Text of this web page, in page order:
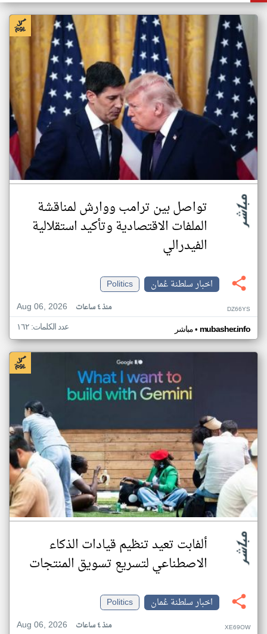
تواصل بين ترامب ووارش لمناقشة
الملفات الاقتصادية وتأكيد استقلالية
الفيدرالي
اخبار سلطنة عُمان
Politics
Aug 06, 2026
منذ ٤ ساعات DZ66YS
مباشر• mubasher.info عدد الكلمات: ١٦٢
ألفابت تعيد تنظيم قيادات الذكاء
الاصطناعي لتسريع تسويق المنتجات
اخبار سلطنة عُمان
Politics
Aug 06, 2026
منذ ٤ ساعات XE69OW